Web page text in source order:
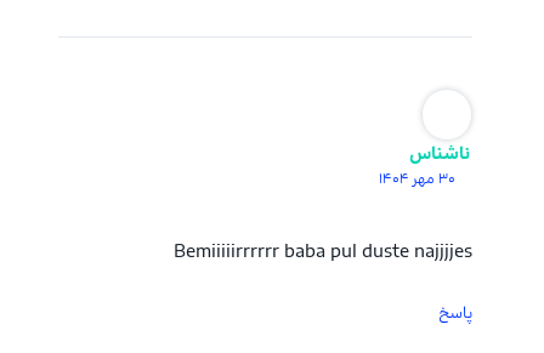
ناشناس
30 مهر 1404
Bemiiiiirrrrrr baba pul duste najjjjes
پاسخ